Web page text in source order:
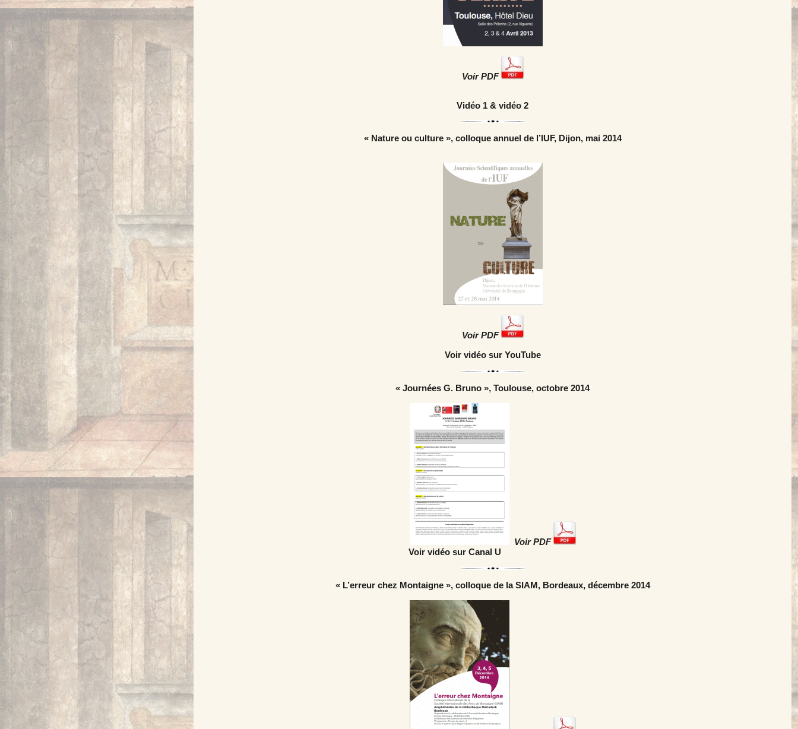
Voir PDF
Vidéo 1 & vidéo 2
« Nature ou culture », colloque annuel de l’IUF, Dijon, mai 2014
Voir PDF
Voir vidéo sur YouTube
« Journées G. Bruno », Toulouse, octobre 2014
Voir PDF
Voir vidéo sur Canal U
« L’erreur chez Montaigne », colloque de la SIAM, Bordeaux, décembre 2014